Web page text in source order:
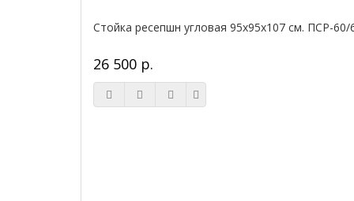
Стойка ресепшн угловая 95х95х107 см. ПСР-60/
26 500 р.